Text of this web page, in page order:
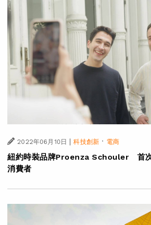
2022年06月10日 | 科技創新 · 電商
紐約時裝品牌Proenza Schouler 首次
消費者